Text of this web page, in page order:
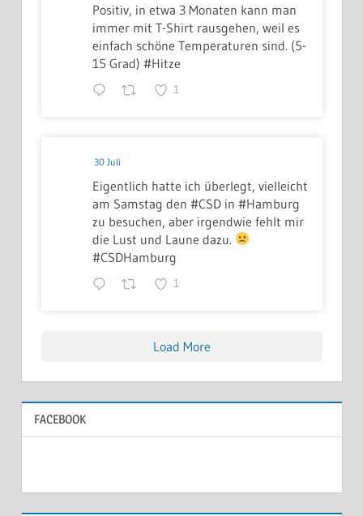
Positiv, in etwa 3 Monaten kann man
immer mit T-Shirt rausgehen, weil es
einfach schöne Temperaturen sind. (5-
15 Grad) #Hitze
1
30 Juli
Eigentlich hatte ich überlegt, vielleicht
am Samstag den #CSD in #Hamburg
zu besuchen, aber irgendwie fehlt mir
die Lust und Laune dazu.
#CSDHamburg
1
Load More
FACEBOOK